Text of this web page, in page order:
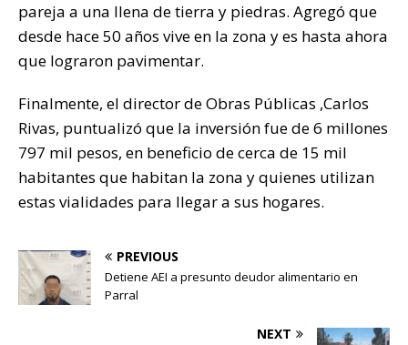
pareja a una llena de tierra y piedras. Agregó que
desde hace 50 años vive en la zona y es hasta ahora
que lograron pavimentar.
Finalmente, el director de Obras Públicas ,Carlos
Rivas, puntualizó que la inversión fue de 6 millones
797 mil pesos, en beneficio de cerca de 15 mil
habitantes que habitan la zona y quienes utilizan
estas vialidades para llegar a sus hogares.
PREVIOUS
Detiene AEI a presunto deudor alimentario en
Parral
NEXT